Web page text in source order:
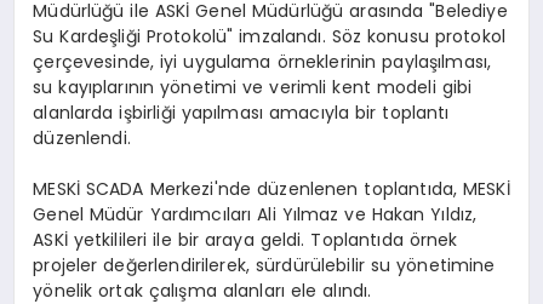
Müdürlüğü ile ASKİ Genel Müdürlüğü arasında "Belediye
Su Kardeşliği Protokolü" imzalandı. Söz konusu protokol
çerçevesinde, iyi uygulama örneklerinin paylaşılması,
su kayıplarının yönetimi ve verimli kent modeli gibi
alanlarda işbirliği yapılması amacıyla bir toplantı
düzenlendi.
MESKİ SCADA Merkezi'nde düzenlenen toplantıda, MESKİ
Genel Müdür Yardımcıları Ali Yılmaz ve Hakan Yıldız,
ASKİ yetkilileri ile bir araya geldi. Toplantıda örnek
projeler değerlendirilerek, sürdürülebilir su yönetimine
yönelik ortak çalışma alanları ele alındı.